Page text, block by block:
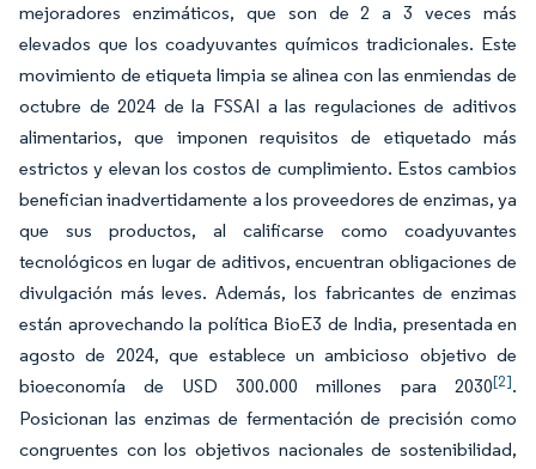
mejoradores enzimáticos, que son de 2 a 3 veces más
elevados que los coadyuvantes químicos tradicionales. Este
movimiento de etiqueta limpia se alinea con las enmiendas de
octubre de 2024 de la FSSAI a las regulaciones de aditivos
alimentarios, que imponen requisitos de etiquetado más
estrictos y elevan los costos de cumplimiento. Estos cambios
benefician inadvertidamente a los proveedores de enzimas, ya
que sus productos, al calificarse como coadyuvantes
tecnológicos en lugar de aditivos, encuentran obligaciones de
divulgación más leves. Además, los fabricantes de enzimas
están aprovechando la política BioE3 de India, presentada en
agosto de 2024, que establece un ambicioso objetivo de
bioeconomía de USD 300.000 millones para 2030[2].
Posicionan las enzimas de fermentación de precisión como
congruentes con los objetivos nacionales de sostenibilidad,